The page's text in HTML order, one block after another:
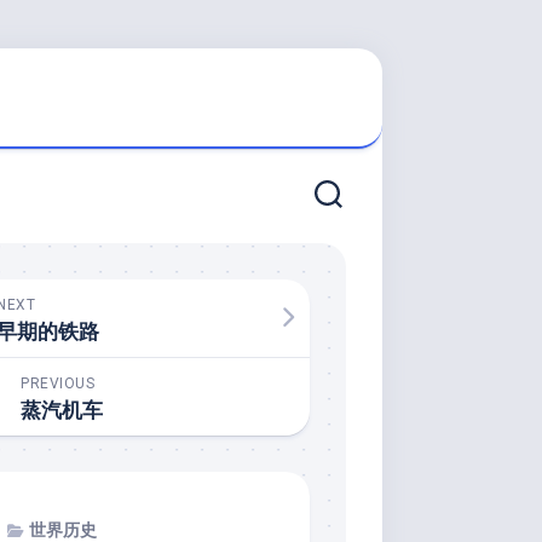
期的铁路
PREVIOUS
蒸汽机车
世界历史